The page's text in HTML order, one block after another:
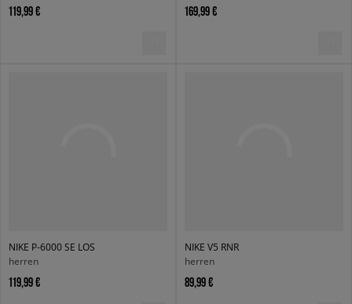
119,99 € 169,99 €
NIKE P-6000 SE LOS
herren
119,99 €
NIKE V5 RNR
herren
89,99 €